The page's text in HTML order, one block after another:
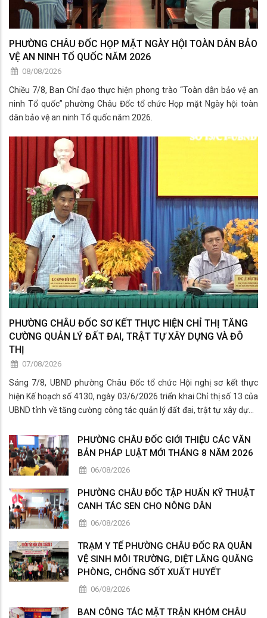
PHƯỜNG CHÂU ĐỐC HỌP MẶT NGÀY HỘI TOÀN DÂN BẢO
VỆ AN NINH TỔ QUỐC NĂM 2026
08/08/2026
Chiều 7/8, Ban Chỉ đạo thực hiện phong trào “Toàn dân bảo vệ an
ninh Tổ quốc” phường Châu Đốc tổ chức Họp mặt Ngày hội toàn
dân bảo vệ an ninh Tổ quốc năm 2026.
PHƯỜNG CHÂU ĐỐC SƠ KẾT THỰC HIỆN CHỈ THỊ TĂNG
CƯỜNG QUẢN LÝ ĐẤT ĐAI, TRẬT TỰ XÂY DỰNG VÀ ĐÔ
THỊ
07/08/2026
Sáng 7/8, UBND phường Châu Đốc tổ chức Hội nghị sơ kết thực
hiện Kế hoạch số 4130, ngày 03/6/2026 triển khai Chỉ thị số 13 của
UBND tỉnh về tăng cường công tác quản lý đất đai, trật tự xây dựng
PHƯỜNG CHÂU ĐỐC GIỚI THIỆU CÁC VĂN
BẢN PHÁP LUẬT MỚI THÁNG 8 NĂM 2026
06/08/2026
PHƯỜNG CHÂU ĐỐC TẬP HUẤN KỸ THUẬT
CANH TÁC SEN CHO NÔNG DÂN
06/08/2026
TRẠM Y TẾ PHƯỜNG CHÂU ĐỐC RA QUÂN
VỆ SINH MÔI TRƯỜNG, DIỆT LĂNG QUĂNG
PHÒNG, CHỐNG SỐT XUẤT HUYẾT
06/08/2026
BAN CÔNG TÁC MẶT TRẬN KHÓM CHÂU